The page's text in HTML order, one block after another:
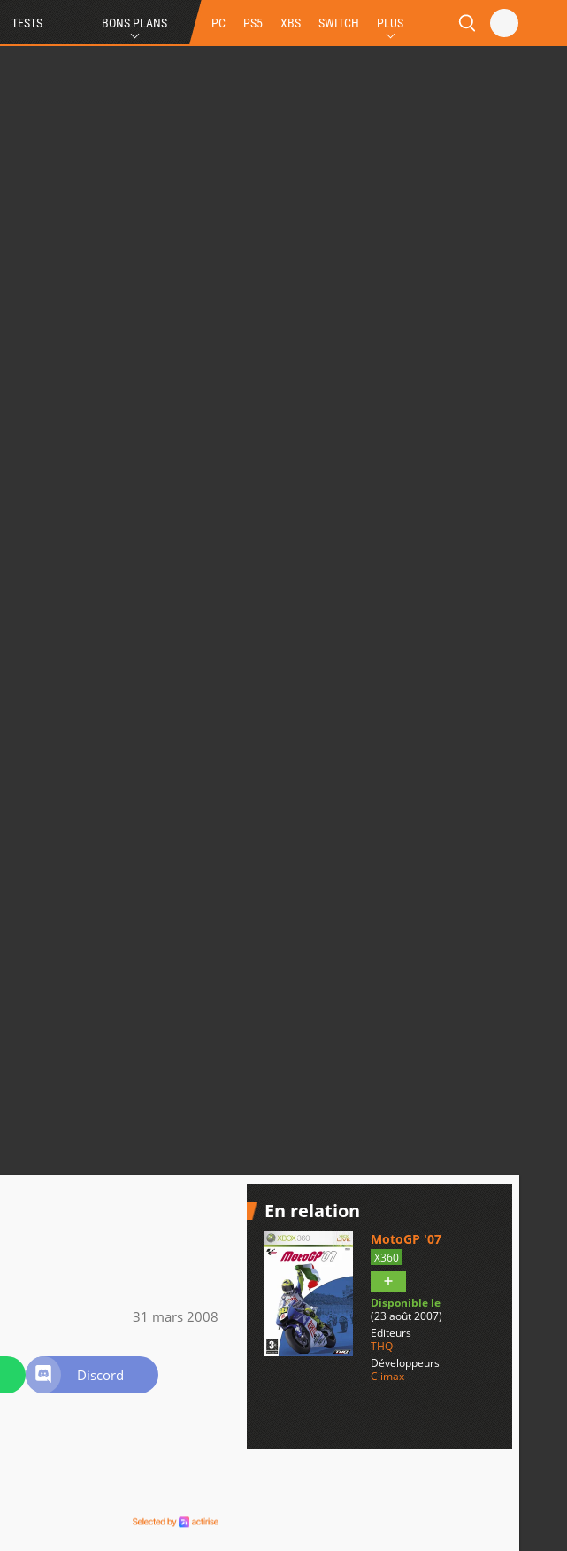
TESTS BONS PLANS PC PS5 XBS SWITCH PLUS
31 mars 2008
Discord
En relation
MotoGP '07
X360
Disponible le
(23 août 2007)
Editeurs
THQ
Développeurs
Climax